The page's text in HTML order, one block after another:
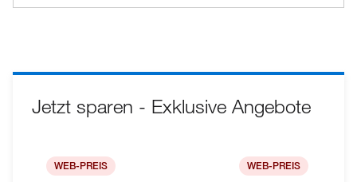
Jetzt sparen - Exklusive Angebote
WEB-PREIS WEB-PREIS